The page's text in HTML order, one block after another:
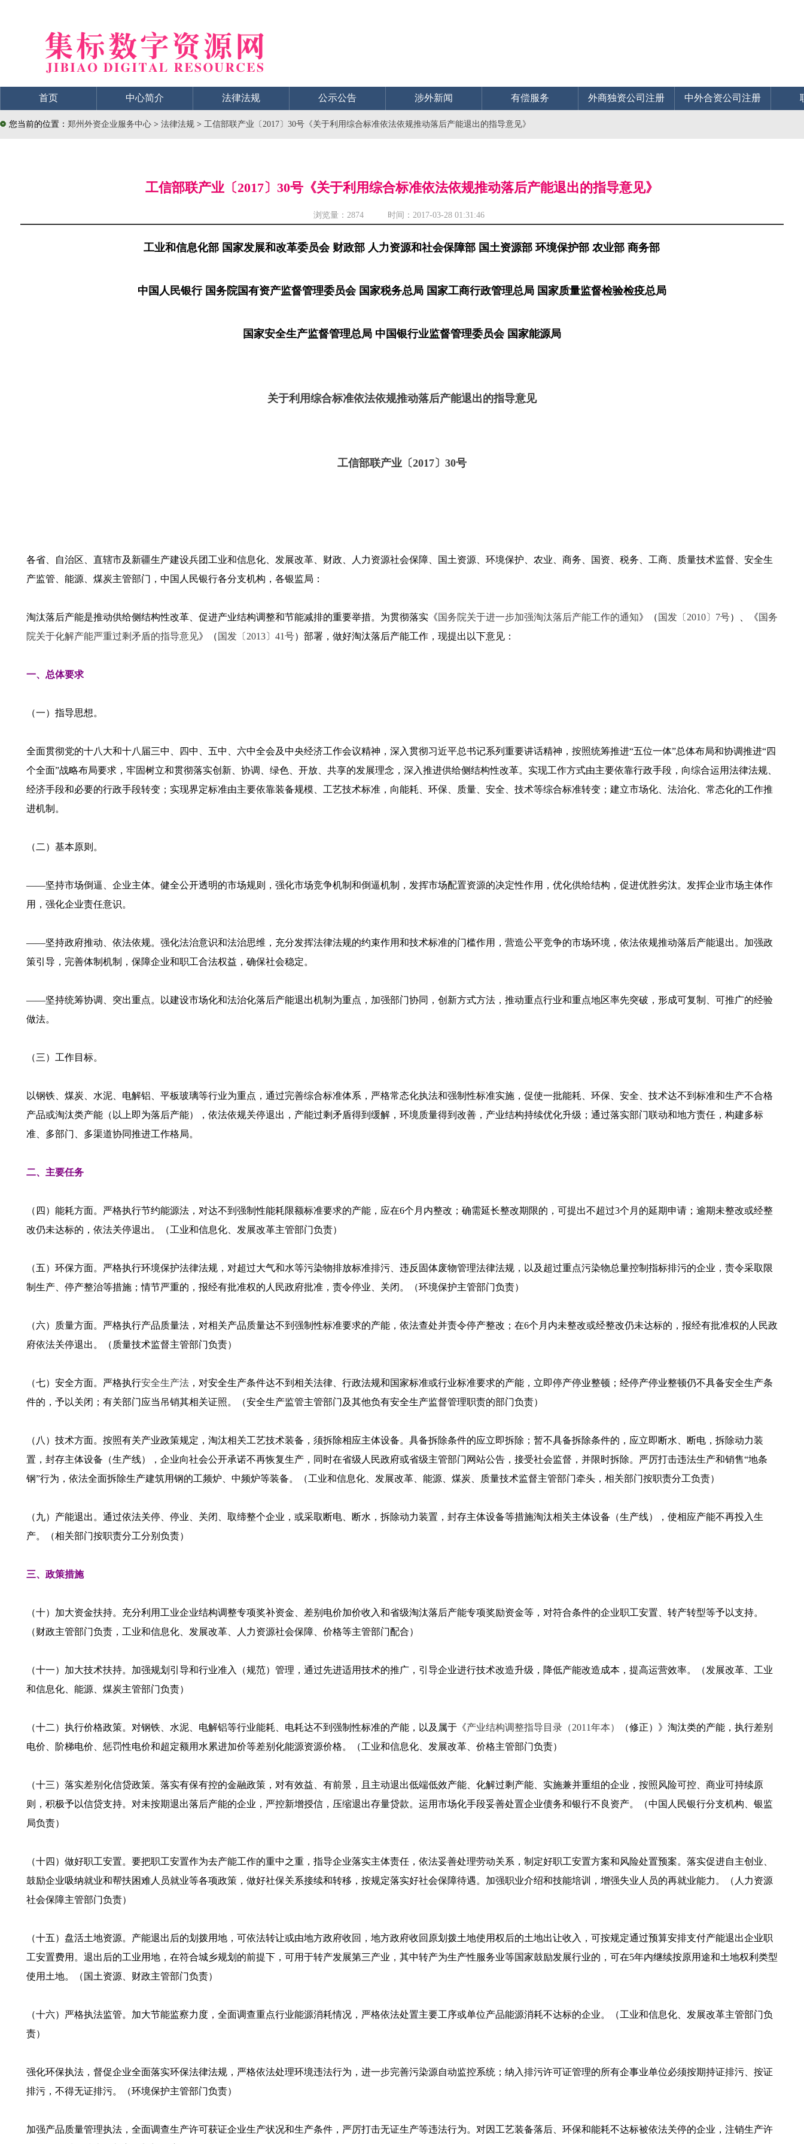
首页 中心简介 法律法规 公示公告 涉外新闻 有偿服务 外商独资公司注册 中外合资公司注册
您当前的位置： 郑州外资企业服务中心 > 法律法规 > 工信部联产业〔2017〕30号《关于利用综合标准依法依规推动落后产能退出的指导意见》
工信部联产业〔2017〕30号《关于利用综合标准依法依规推动落后产能退出的指导意见》
浏览量： 2874 时间：2017-03-28 01:31:46
工业和信息化部 国家发展和改革委员会 财政部 人力资源和社会保障部 国土资源部 环境保护部 农业部 商务部
中国人民银行 国务院国有资产监督管理委员会 国家税务总局 国家工商行政管理总局 国家质量监督检验检疫总局
国家安全生产监督管理总局 中国银行业监督管理委员会 国家能源局
关于利用综合标准依法依规推动落后产能退出的指导意见
工信部联产业〔2017〕30号
各省、自治区、直辖市及新疆生产建设兵团工业和信息化、发展改革、财政、人力资源社会保障、国土资源、环境保护、农业、商务、国资、税务、工商、质量技术监督、安全生
产监管、能源、煤炭主管部门，中国人民银行各分支机构，各银监局：
淘汰落后产能是推动供给侧结构性改革、促进产业结构调整和节能减排的重要举措。为贯彻落实《国务院关于进一步加强淘汰落后产能工作的通知》（ 国发〔2010〕7号）、《国务
院关于化解产能严重过剩矛盾的指导意见》（ 国发〔2013〕41号）部署，做好淘汰落后产能工作，现提出以下意见：
一、总体要求
（一）指导思想。
全面贯彻党的十八大和十八届三中、四中、五中、六中全会及中央经济工作会议精神，深入贯彻习近平总书记系列重要讲话精神，按照统筹推进“五位一体”总体布局和协调推进“四
个全面”战略布局要求，牢固树立和贯彻落实创新、协调、绿色、开放、共享的发展理念，深入推进供给侧结构性改革。实现工作方式由主要依靠行政手段，向综合运用法律法规、
经济手段和必要的行政手段转变；实现界定标准由主要依靠装备规模、工艺技术标准，向能耗、环保、质量、安全、技术等综合标准转变；建立市场化、法治化、常态化的工作推
进机制。
（二）基本原则。
——坚持市场倒逼、企业主体。健全公开透明的市场规则，强化市场竞争机制和倒逼机制，发挥市场配置资源的决定性作用，优化供给结构，促进优胜劣汰。发挥企业市场主体作
用，强化企业责任意识。
——坚持政府推动、依法依规。强化法治意识和法治思维，充分发挥法律法规的约束作用和技术标准的门槛作用，营造公平竞争的市场环境，依法依规推动落后产能退出。加强政
策引导，完善体制机制，保障企业和职工合法权益，确保社会稳定。
——坚持统筹协调、突出重点。以建设市场化和法治化落后产能退出机制为重点，加强部门协同，创新方式方法，推动重点行业和重点地区率先突破，形成可复制、可推广的经验
做法。
（三）工作目标。
以钢铁、煤炭、水泥、电解铝、平板玻璃等行业为重点，通过完善综合标准体系，严格常态化执法和强制性标准实施，促使一批能耗、环保、安全、技术达不到标准和生产不合格
产品或淘汰类产能（以上即为落后产能），依法依规关停退出，产能过剩矛盾得到缓解，环境质量得到改善，产业结构持续优化升级；通过落实部门联动和地方责任，构建多标
准、多部门、多渠道协同推进工作格局。
二、主要任务
（四）能耗方面。严格执行节约能源法，对达不到强制性能耗限额标准要求的产能，应在6个月内整改；确需延长整改期限的，可提出不超过3个月的延期申请；逾期未整改或经整
改仍未达标的，依法关停退出。（工业和信息化、发展改革主管部门负责）
（五）环保方面。严格执行环境保护法律法规，对超过大气和水等污染物排放标准排污、违反固体废物管理法律法规，以及超过重点污染物总量控制指标排污的企业，责令采取限
制生产、停产整治等措施；情节严重的，报经有批准权的人民政府批准，责令停业、关闭。（环境保护主管部门负责）
（六）质量方面。严格执行产品质量法，对相关产品质量达不到强制性标准要求的产能，依法查处并责令停产整改；在6个月内未整改或经整改仍未达标的，报经有批准权的人民政
府依法关停退出。（质量技术监督主管部门负责）
（七）安全方面。严格执行安全生产法，对安全生产条件达不到相关法律、行政法规和国家标准或行业标准要求的产能，立即停产停业整顿；经停产停业整顿仍不具备安全生产条
件的，予以关闭；有关部门应当吊销其相关证照。（安全生产监管主管部门及其他负有安全生产监督管理职责的部门负责）
（八）技术方面。按照有关产业政策规定，淘汰相关工艺技术装备，须拆除相应主体设备。具备拆除条件的应立即拆除；暂不具备拆除条件的，应立即断水、断电，拆除动力装
置，封存主体设备（生产线），企业向社会公开承诺不再恢复生产，同时在省级人民政府或省级主管部门网站公告，接受社会监督，并限时拆除。严厉打击违法生产和销售“地条
钢”行为，依法全面拆除生产建筑用钢的工频炉、中频炉等装备。（工业和信息化、发展改革、能源、煤炭、质量技术监督主管部门牵头，相关部门按职责分工负责）
（九）产能退出。通过依法关停、停业、关闭、取缔整个企业，或采取断电、断水，拆除动力装置，封存主体设备等措施淘汰相关主体设备（生产线），使相应产能不再投入生
产。（相关部门按职责分工分别负责）
三、政策措施
（十）加大资金扶持。充分利用工业企业结构调整专项奖补资金、差别电价加价收入和省级淘汰落后产能专项奖励资金等，对符合条件的企业职工安置、转产转型等予以支持。
（财政主管部门负责，工业和信息化、发展改革、人力资源社会保障、价格等主管部门配合）
（十一）加大技术扶持。加强规划引导和行业准入（规范）管理，通过先进适用技术的推广，引导企业进行技术改造升级，降低产能改造成本，提高运营效率。（发展改革、工业
和信息化、能源、煤炭主管部门负责）
（十二）执行价格政策。对钢铁、水泥、电解铝等行业能耗、电耗达不到强制性标准的产能，以及属于《产业结构调整指导目录（2011年本）
（修正）》淘汰类的产能，执行差别
电价、阶梯电价、惩罚性电价和超定额用水累进加价等差别化能源资源价格。（工业和信息化、发展改革、价格主管部门负责）
（十三）落实差别化信贷政策。落实有保有控的金融政策，对有效益、有前景，且主动退出低端低效产能、化解过剩产能、实施兼并重组的企业，按照风险可控、商业可持续原
则，积极予以信贷支持。对未按期退出落后产能的企业，严控新增授信，压缩退出存量贷款。运用市场化手段妥善处置企业债务和银行不良资产。（中国人民银行分支机构、银监
局负责）
（十四）做好职工安置。要把职工安置作为去产能工作的重中之重，指导企业落实主体责任，依法妥善处理劳动关系，制定好职工安置方案和风险处置预案。落实促进自主创业、
鼓励企业吸纳就业和帮扶困难人员就业等各项政策，做好社保关系接续和转移，按规定落实好社会保障待遇。加强职业介绍和技能培训，增强失业人员的再就业能力。（人力资源
社会保障主管部门负责）
（十五）盘活土地资源。产能退出后的划拨用地，可依法转让或由地方政府收回，地方政府收回原划拨土地使用权后的土地出让收入，可按规定通过预算安排支付产能退出企业职
工安置费用。退出后的工业用地，在符合城乡规划的前提下，可用于转产发展第三产业，其中转产为生产性服务业等国家鼓励发展行业的，可在5年内继续按原用途和土地权利类型
使用土地。（国土资源、财政主管部门负责）
（十六）严格执法监管。加大节能监察力度，全面调查重点行业能源消耗情况，严格依法处置主要工序或单位产品能源消耗不达标的企业。（工业和信息化、发展改革主管部门负
责）
强化环保执法，督促企业全面落实环保法律法规，严格依法处理环境违法行为，进一步完善污染源自动监控系统；纳入排污许可证管理的所有企事业单位必须按期持证排污、按证
排污，不得无证排污。（环境保护主管部门负责）
加强产品质量管理执法，全面调查生产许可获证企业生产状况和生产条件，严厉打击无证生产等违法行为。对因工艺装备落后、环保和能耗不达标被依法关停的企业，注销生产许